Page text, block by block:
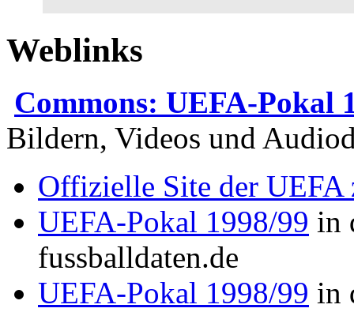
Weblinks
Commons: UEFA-Pokal
Bildern, Videos und
Offizielle Site der UEFA
UEFA-Pokal 1998/99 in
fussballdaten.de
UEFA-Pokal 1998/99 in